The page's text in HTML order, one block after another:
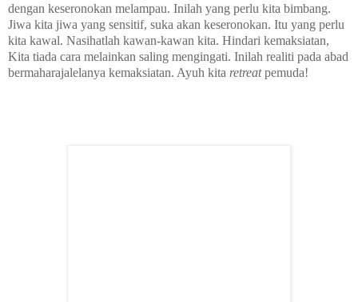
dengan keseronokan melampau. Inilah yang perlu kita bimbang.
Jiwa kita jiwa yang sensitif, suka akan keseronokan. Itu yang perlu
kita kawal. Nasihatlah kawan-kawan kita. Hindari kemaksiatan,
Kita tiada cara melainkan saling mengingati. Inilah realiti pada abad
bermaharajalelanya kemaksiatan. Ayuh kita retreatpemuda!